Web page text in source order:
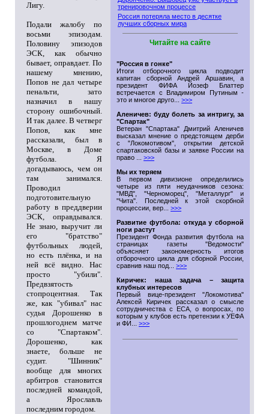
Лигу.
Подали жалобу по
восьми эпизодам.
Половину эпизодов
ЭСК, как обычно
бывает, оправдает. По
нашему мнению,
Попов не дал четыре
пенальти, зато
назначил в нашу
сторону ошибочный.
И так далее. В четверг
Попов, как мне
рассказали, был в
Москве, в Доме
футбола. Я
догадываюсь, чем он
там занимался.
Проводил
подготовительную
работу в преддверии
ЭСК, оправдывался.
Не знаю, выручит ли
его "братство"
футбольных людей,
но есть плёнка, и на
ней всё видно. Нас
просто "убили".
Предвзятость
стопроцентная. Так
же, как "убивал" нас
судья Дорошенко в
прошлогоднем матче
со "Спартаком".
Дорошенко, как
знаете, больше не
судит. "Шинник"
вообще для многих
арбитров становится
последней командой,
а Ярославль
последним городом.
тренировочном процессе
Россия потеряла место в десятке
лучших сборных мира
Читайте на сайте
"Россия в гонке"
Итоги отборочного цикла подводит
капитан сборной Андрей Аршавин, а
президент ФИФА Йозеф Блаттер
встречается с Владимиром Путиным -
это и многое друго... >>>
Аленичев: буду болеть за интригу, за
"Спартак"
Ветеран "Спартака" Дмитрий Аленичев
высказал мнение о предстоящем дерби
с "Локомотивом", открытии детской
спартаковской базы и заявке России на
право ... >>>
Мы их теряем
В первом дивизионе определились
четыре из пяти неудачников сезона:
"МВД", "Черноморец", "Металлург" и
"Чита". Последней к этой скорбной
процессии, вер... >>>
Развитие футбола: откуда у сборной
ноги растут
Президент Фонда развития футбола на
страницах газеты "Ведомости"
объясняет закономерность итогов
отборочного цикла для сборной России,
сравнив наш под... >>>
Киричек: наша задача – защита
клубных интересов
Первый вице-президент "Локомотива"
Алексей Киричек рассказал о смысле
сотрудничества с ЕСА, о вопросах, по
которым у клубов есть претензии к УЕФА
и ФИ... >>>